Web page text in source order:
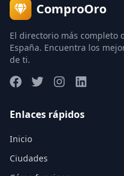
ComproOro
El directorio más completo
España. Encuentra los
de ti.
Enlaces rápidos
Inicio
Ciudades